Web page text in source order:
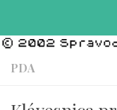
PDA